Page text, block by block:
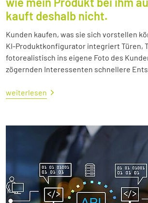
kauft deshalb nicht.
Kunden kaufen, was sie sich vorstellen
KI-Produktkonfigurator integriert Türen,
fotorealistisch ins eigene Foto des
zögernden Interessenten schnellere
weiterlesen